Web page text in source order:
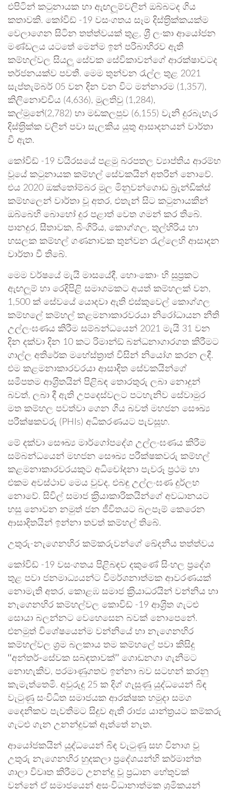
එපිටින් කටුනායක හා ඇඟලූම්වලින් ඔබ්බටද ගිය
කතාවකි. කෝවිඩ් -19 වසංගතය සෑම දිස්ත‍්‍රික්කයක්ම
වෙලාගෙන සිටින තත්ත්වයක් තුළ, ශ‍්‍රී ලංකා ආයෝජන
මණ්ඩලය යටතේ මෙන්ම ඉන් පරිබාහිරව ඇති
කම්හල්වල සියලූ සේවක සේවිකාවන්ගේ ආරක්ෂාවටද
තර්ජනයක්ව පවතී. මෙම තුන්වන රැල්ල තුළ 2021
සැප්තැම්බර් 05 වන දින වන විට මන්නාරම (1,357),
කිලිනොච්චිය (4,636), මුලතිවු (1,284),
කල්මුනේ(2,782) හා මඩකලපුව (6,155) වැනි දුරබැහැර
දිස්ත‍්‍රික්ක වලින් පවා සැලකිය යුතු ආසාදනයන් වාර්තා
වී ඇත.
කෝවිඩ් -19 වයිරසයේ පළමු බරපතල ව්‍යාප්තිය ආරම්භ
වූයේ කටුනායක කම්හල් සේවකයින් අතරින් නොවේ.
එය 2020 ඔක්තෝම්බර මුල මිනුවන්ගොඩ බ‍්‍රැන්ඩික්ස්
කම්හලෙන් වාර්තා වූ අතර, එතැන් සිට කටුනායකින්
ඔබ්බෙහි බොහෝ දුර පළාත් වෙත ගමන් කර තිබේ.
පානදුර, සීතාවක, බිංගිරිය, කොග්ගල, තුල්හිරිය හා
හසලක කම්හල් ගණනාවක තුන්වන රැල්ලෙහි ආසාදන
වාර්තා වී තිබේ.
මෙම වර්ෂයේ මැයි මාසයේදී, හොංකොං හි සුප‍්‍රකට
ඇඟලූම් හා රෙදිපිළි සමාගමකට අයත් කම්හලක් වන,
1,500 ක් සේවයේ යොදවා ඇති එස්කුවෙල් කොග්ගල
කම්හලේ කම්හල් කළමනාකාරවරයා නිරෝධායන නීති
උල්ලංඝණය කිරීම සම්බන්ධයෙන් 2021 මැයි 31 වන
දින දක්වා දින 10 කට රිමාන්ඞ් බන්ධනාගාරගත කිරීමට
ගාල්ල අතිරේක මහේස්ත‍්‍රාත් විසින් නියෝග කරන ලදී.
එම කළමනාකාරවරයා ආසාදිත සේවකයින්ගේ
සමීපතම ආශ‍්‍රිතයින් පිළිබඳ තොරතුරු ලබා නොදුන්
බවත්, ලබා දී ඇති උපදෙස්වලට පටහැනිව සේවාමුර
මත කම්හල පවත්වා ගෙන ගිය බවත් මහජන සෞඛ්‍ය
පරීක්ෂකවරු (PHIs) අධිකරණයට පැවසූහ.
මේ දක්වා සෞඛ්‍ය මාර්ගෝපදේශ උල්ලංඝණය කිරීම
සම්බන්ධයෙන් මහජන සෞඛ්‍ය පරීක්ෂකවරු කම්හල්
කළමනාකාරවරයකුට අධිචෝදනා පැවරූ ප‍්‍රථම හා
එකම අවස්ථාව මෙය වුවද, එබඳු උල්ලංඝණ දුර්ලභ
නොවේ. සිවිල් සමාජ ක‍්‍රියාකාරිකයින්ගේ අවධානයට
හසු නොවන නමුත් ජන ජීවිතයට බලපෑම් කෙරෙන
ආසාදිතයින් ඉන්නා තවත් කම්හල් තිබේ.
උතුරු-නැගෙනහිර කම්කරුවන්ගේ ඛේදනීය තත්ත්වය
කෝවිඩ් -19 වසංගතය පිළිබඳව දකුණේ සිංහල ප‍්‍රදේශ
තුළ පවා ජනමාධ්‍යයන්ට විමර්ශනාත්මක ආවරණයක්
නොමැති අතර, කොළඹ සමාජ ක‍්‍රියාධරයින් වන්නිය හා
නැගෙනහිර කම්හල්වල කොවිඩ් -19 ආශ‍්‍රිත ගැටළු
සොයා බලන්නට වෙහෙසෙන බවක් නොපෙනේ.
එනමුත් විශේෂයෙන්ම වන්නියේ හා නැගෙනහිර
කම්හල්වල ශ‍්‍රම බලකාය තම කම්හලේ පවා කිසිදු
‘‘අන්තර්-සේවක සබඳතාවක්’’ ගොඩනගා ගැනීමට
නොහැකිව, පරමාණුගතව ඉන්නා බව සටහන් කරනු
කැමැත්තෙමි. අවුරුදු 25 ක දිග් ගැසුණු යුද්ධයෙන් බිඳ
වැටුණු සංවිධිත සමාජයක ආරක්ෂක හමුදා සමග
දෛනිකව පැවතීමට සිදුව ඇති රාජ්‍ය යාන්ත‍්‍රයට කම්කරු
ගැටළු ගැන උනන්දුවක් ඇත්තේ නැත.
ආයෝජකයින් යුද්ධයෙන් බිඳ වැටුණු සහ විනාශ වූ
උතුරු නැගෙනහිර හුදකලා ප‍්‍රදේශයන්හි කර්මාන්ත
ශාලා විවෘත කිරීමට උනන්දු වූ ප‍්‍රධාන හේතුවක්
වන්නේ ඒ සමාජයෙන් අසංවිධානාත්මක ශ‍්‍රමිකයන්